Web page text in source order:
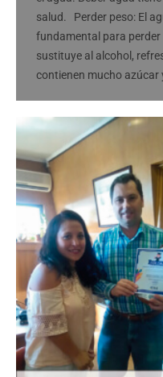
salud. Perder peso: El
fundamental para
sustituye al alcohol,
contienen mucho azúcar